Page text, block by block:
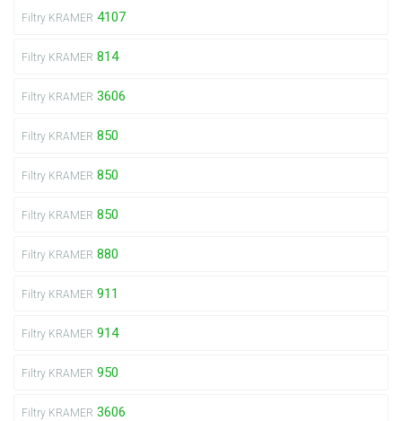
Filtry KRAMER 4107
Filtry KRAMER 814
Filtry KRAMER 3606
Filtry KRAMER 850
Filtry KRAMER 850
Filtry KRAMER 850
Filtry KRAMER 880
Filtry KRAMER 911
Filtry KRAMER 914
Filtry KRAMER 950
Filtry KRAMER 3606